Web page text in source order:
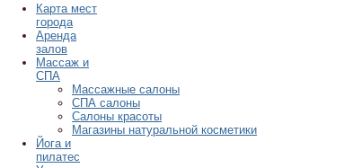
Карта мест
города
Аренда
залов
Массаж и
СПА
Массажные салоны
СПА салоны
Салоны красоты
Магазины натуральной косметики
Йога и
пилатес